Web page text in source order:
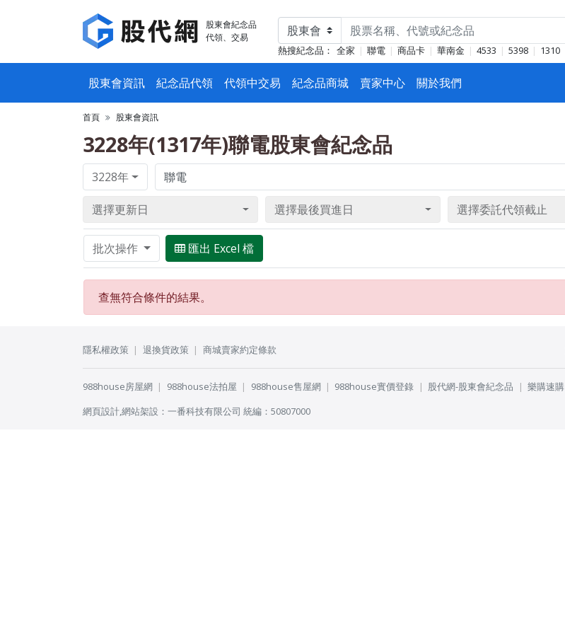
股東會紀念品
代領、交易
熱搜紀念品： 全家 聯電 商品卡 華南金 4533 5398 1310
股東會資訊 紀念品代領 代領中交易 紀念品商城 賣家中心 關於我們
首頁 股東會資訊
3228年(1317年)聯電股東會紀念品
3228年
選擇更新日 選擇最後買進日 選擇委託代領截止
批次操作 匯出 Excel 檔
查無符合條件的結果。
隱私權政策 退換貨政策 商城賣家約定條款
988house房屋網 988house法拍屋 988house售屋網 988house實價登錄 股代網-股東會紀念品
樂購速購
網頁設計,網站架設 ： 一番科技有限公司 統編：50807000